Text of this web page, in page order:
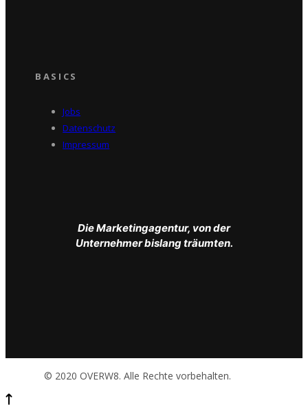
BASICS
Jobs
Datenschutz
Impressum
Die Marketingagentur, von der
Unternehmer bislang träumten.
© 2020 OVERW8. Alle Rechte vorbehalten.